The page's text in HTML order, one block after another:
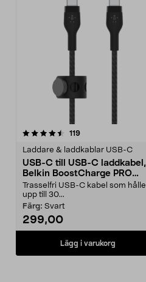
119recensioner
Laddare & laddkablar USB-C
USB-C till USB-C laddkabel,
Belkin BoostCharge PRO
Flex, 2 m
Trasselfri USB-C kabel som
upp till 30...
Färg: Svart
299,00
Lägg i varukorg